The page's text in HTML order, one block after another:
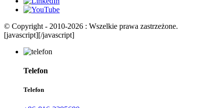
© Copyright - 2010-2026 : Wszelkie prawa zastrzeżone.
[javascript][/javascript]
Telefon
Telefon